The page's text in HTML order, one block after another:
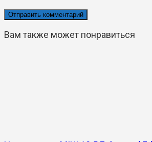
Вам также может понравиться